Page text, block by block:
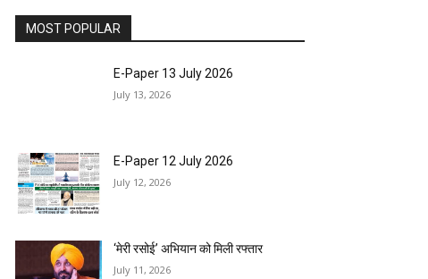
MOST POPULAR
E-Paper 13 July 2026
July 13, 2026
E-Paper 12 July 2026
July 12, 2026
‘मेरी रसोई’ अभियान को मिली रफ्तार
July 11, 2026